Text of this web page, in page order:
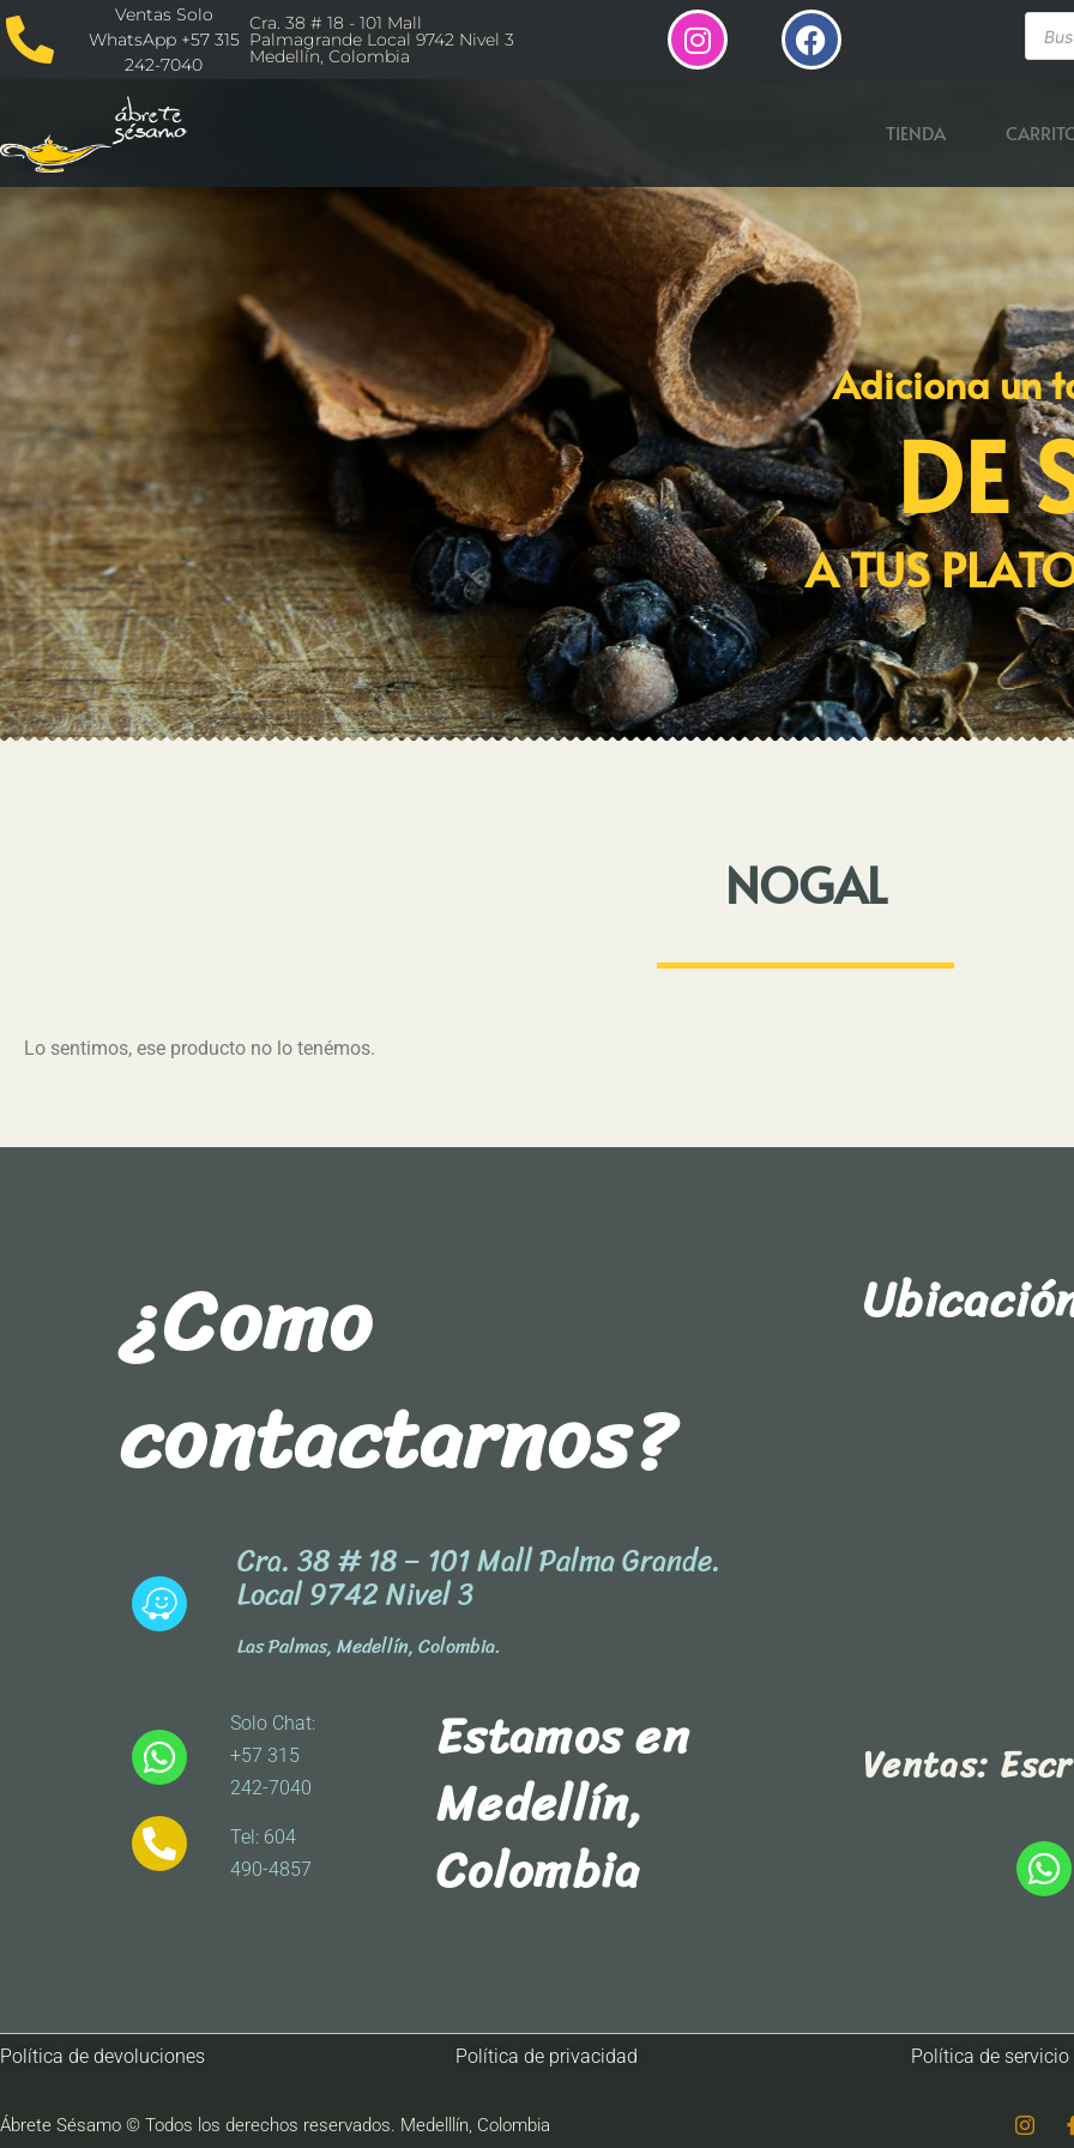
Ventas Solo
WhatsApp +57 315
242-7040
Cra. 38 # 18 - 101 Mall
Palmagrande Local 9742 Nivel 3
Medellín, Colombia
TIENDA
Adiciona un
DE
A TUS
NOGAL
Lo sentimos, ese producto no lo tenémos.
¿Como
contactarnos?
Cra. 38 # 18 – 101 Mall Palma Grande.
Local 9742 Nivel 3
Las Palmas, Medellín, Colombia.
Solo Chat:
+57 315
242-7040
Tel: 604
490-4857
Estamos en
Medellín,
Colombia
Ventas:
Política de devoluciones Política de privacidad Política de
Ábrete Sésamo © Todos los derechos reservados. Medelllín, Colombia